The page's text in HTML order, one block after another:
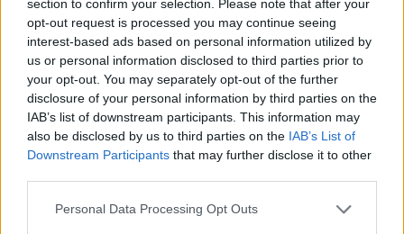
section to confirm your selection. Please note that after your
opt-out request is processed you may continue seeing
interest-based ads based on personal information utilized by
us or personal information disclosed to third parties prior to
your opt-out. You may separately opt-out of the further
disclosure of your personal information by third parties on the
IAB’s list of downstream participants. This information may
also be disclosed by us to third parties on the IAB’s List of
Downstream Participants that may further disclose it to other
Please note that this website/app uses one or more Google
Personal Data Processing Opt Outs
Brentolie daalt naar 91,82 dollar: een week van teruggang in
grondstoffen
Sanne De Vries · 5 aug 2026
NEWS